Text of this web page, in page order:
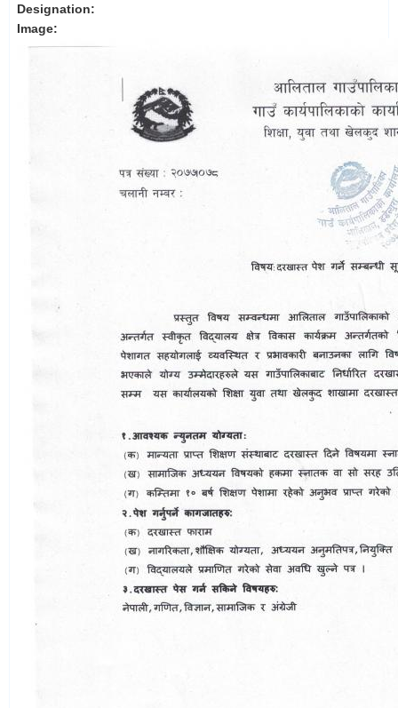
Designation:
Image: